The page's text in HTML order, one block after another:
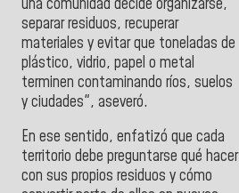
separar residuos, recuperar
materiales y evitar que toneladas de
plástico, vidrio, papel o metal
terminen contaminando ríos, suelos
y ciudades", aseveró.
En ese sentido, enfatizó que cada
territorio debe preguntarse qué hacer
con sus propios residuos y cómo